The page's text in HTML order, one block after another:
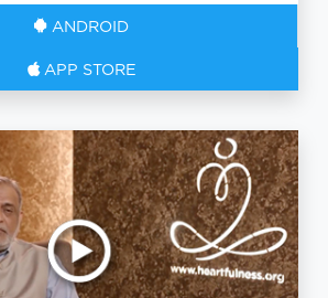
ANDROID
APP STORE